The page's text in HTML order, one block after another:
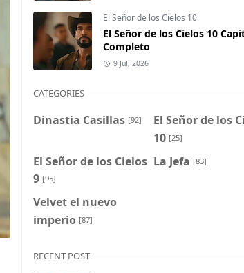
El Señor de los Cielos 10
El Señor de los Cielos 10
Completo
9 Jul, 2026
CATEGORIES
Dinastia Casillas [92]
El Señor de los
10 [25]
El Señor de los Cielos
9 [95]
La Jefa [83]
Velvet el nuevo
imperio [87]
RECENT POST